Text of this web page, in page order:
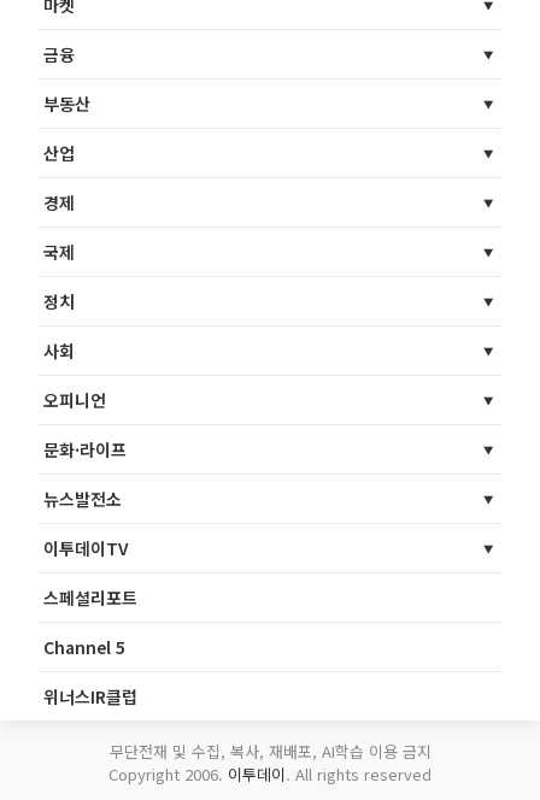
마켓
금융
부동산
산업
경제
국제
정치
사회
오피니언
문화·라이프
뉴스발전소
이투데이TV
스페셜리포트
Channel 5
위너스IR클럽
무단전재 및 수집, 복사, 재배포, AI학습 이용 금지
Copyright 2006. 이투데이. All rights reserved